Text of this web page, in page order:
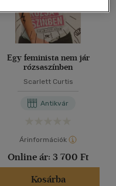
Egy feminista nem jár
rózsaszínben
Scarlett Curtis
Antikvár
Árinformációk
Online ár: 3 700 Ft
Kosárba